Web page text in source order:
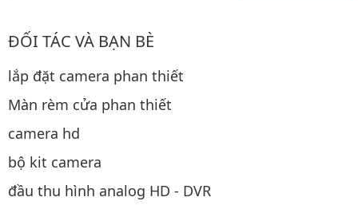
ĐỐI TÁC VÀ BẠN BÈ
lắp đặt camera phan thiết
Màn rèm cửa phan thiết
camera hd
bộ kit camera
đầu thu hình analog HD - DVR